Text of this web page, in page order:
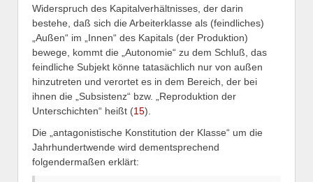
Widerspruch des Kapitalverhältnisses, der darin
bestehe, daß sich die Arbeiterklasse als (feindliches)
„Außen“ im „Innen“ des Kapitals (der Produktion)
bewege, kommt die „Autonomie“ zu dem Schluß, das
feindliche Subjekt könne tatasächlich nur von außen
hinzutreten und verortet es in dem Bereich, der bei
ihnen die „Subsistenz“ bzw. „Reproduktion der
Unterschichten“ heißt (15).
Die „antagonistische Konstitution der Klasse“ um die
Jahrhundertwende wird dementsprechend
folgendermaßen erklärt: